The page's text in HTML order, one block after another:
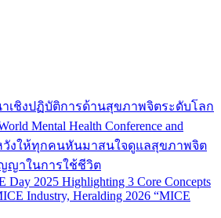
เชิงปฏิบัติการด้านสุขภาพจิตระดับโลก
Mental Health Conference and
หวังให้ทุกคนหันมาสนใจดูแลสุขภาพจิต
ญาในการใช้ชีวิต
Day 2025 Highlighting 3 Core Concepts
Industry, Heralding 2026 “MICE